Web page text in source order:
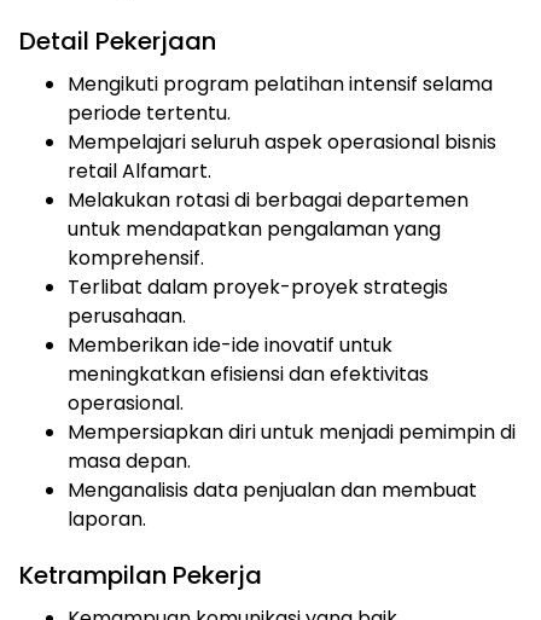
Detail Pekerjaan
Mengikuti program pelatihan intensif selama
periode tertentu.
Mempelajari seluruh aspek operasional bisnis
retail Alfamart.
Melakukan rotasi di berbagai departemen
untuk mendapatkan pengalaman yang
komprehensif.
Terlibat dalam proyek-proyek strategis
perusahaan.
Memberikan ide-ide inovatif untuk
meningkatkan efisiensi dan efektivitas
operasional.
Mempersiapkan diri untuk menjadi pemimpin di
masa depan.
Menganalisis data penjualan dan membuat
laporan.
Ketrampilan Pekerja